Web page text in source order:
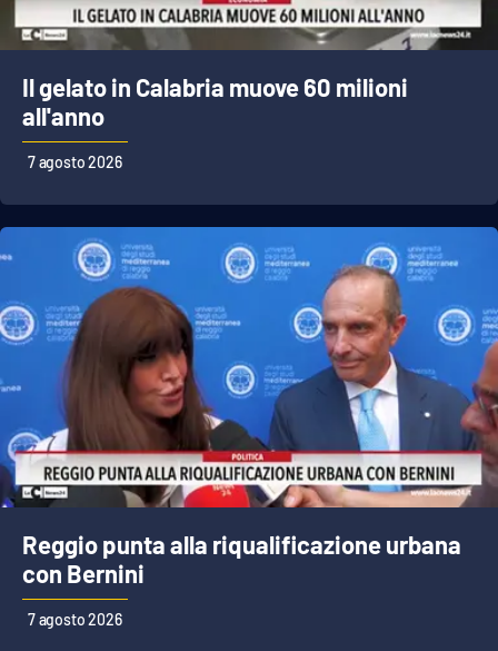
Il gelato in Calabria muove 60 milioni
all'anno
7 agosto 2026
Reggio punta alla riqualificazione urbana
con Bernini
7 agosto 2026